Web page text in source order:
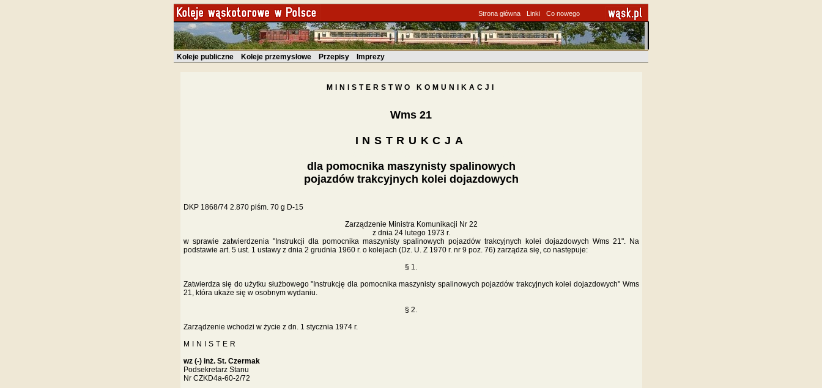
Strona główna Linki Co nowego
Koleje publiczne Koleje przemysłowe Przepisy Imprezy
MINISTERSTWO KOMUNIKACJI
Wms 21
INSTRUKCJA
dla pomocnika maszynisty spalinowych
pojazdów trakcyjnych kolei dojazdowych
DKP 1868/74 2.870 piśm. 70 g D-15
Zarządzenie Ministra Komunikacji Nr 22
z dnia 24 lutego 1973 r.
w sprawie zatwierdzenia "Instrukcji dla pomocnika maszynisty spalinowych pojazdów trakcyjnych kolei dojazdowych Wms 21". Na
podstawie art. 5 ust. 1 ustawy z dnia 2 grudnia 1960 r. o kolejach (Dz. U. Z 1970 r. nr 9 poz. 76) zarządza się, co następuje:
§ 1.
Zatwierdza się do użytku służbowego "Instrukcję dla pomocnika maszynisty spalinowych pojazdów trakcyjnych kolei dojazdowych" Wms
21, która ukaże się w osobnym wydaniu.
§ 2.
Zarządzenie wchodzi w życie z dn. 1 stycznia 1974 r.
MINISTER
wz (-) inż. St. Czermak
Podsekretarz Stanu
Nr CZKD4a-60-2/72